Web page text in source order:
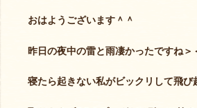
おはようございます＾＾
昨日の夜中の雷と雨凄かったですね＞
寝たら起きない私がビックリして飛び